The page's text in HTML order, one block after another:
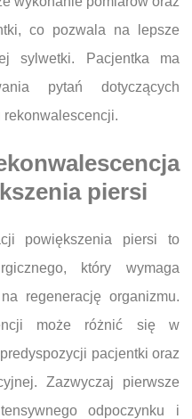
co pozwala na lepsze
sylwetki. Pacjentka ma
pytań dotyczących
rekonwalescencji.
piersi
powiększenia piersi to
który wymaga
regenerację organizmu.
może różnić się w
pacjentki oraz
Zazwyczaj pierwsze
odpoczynku i